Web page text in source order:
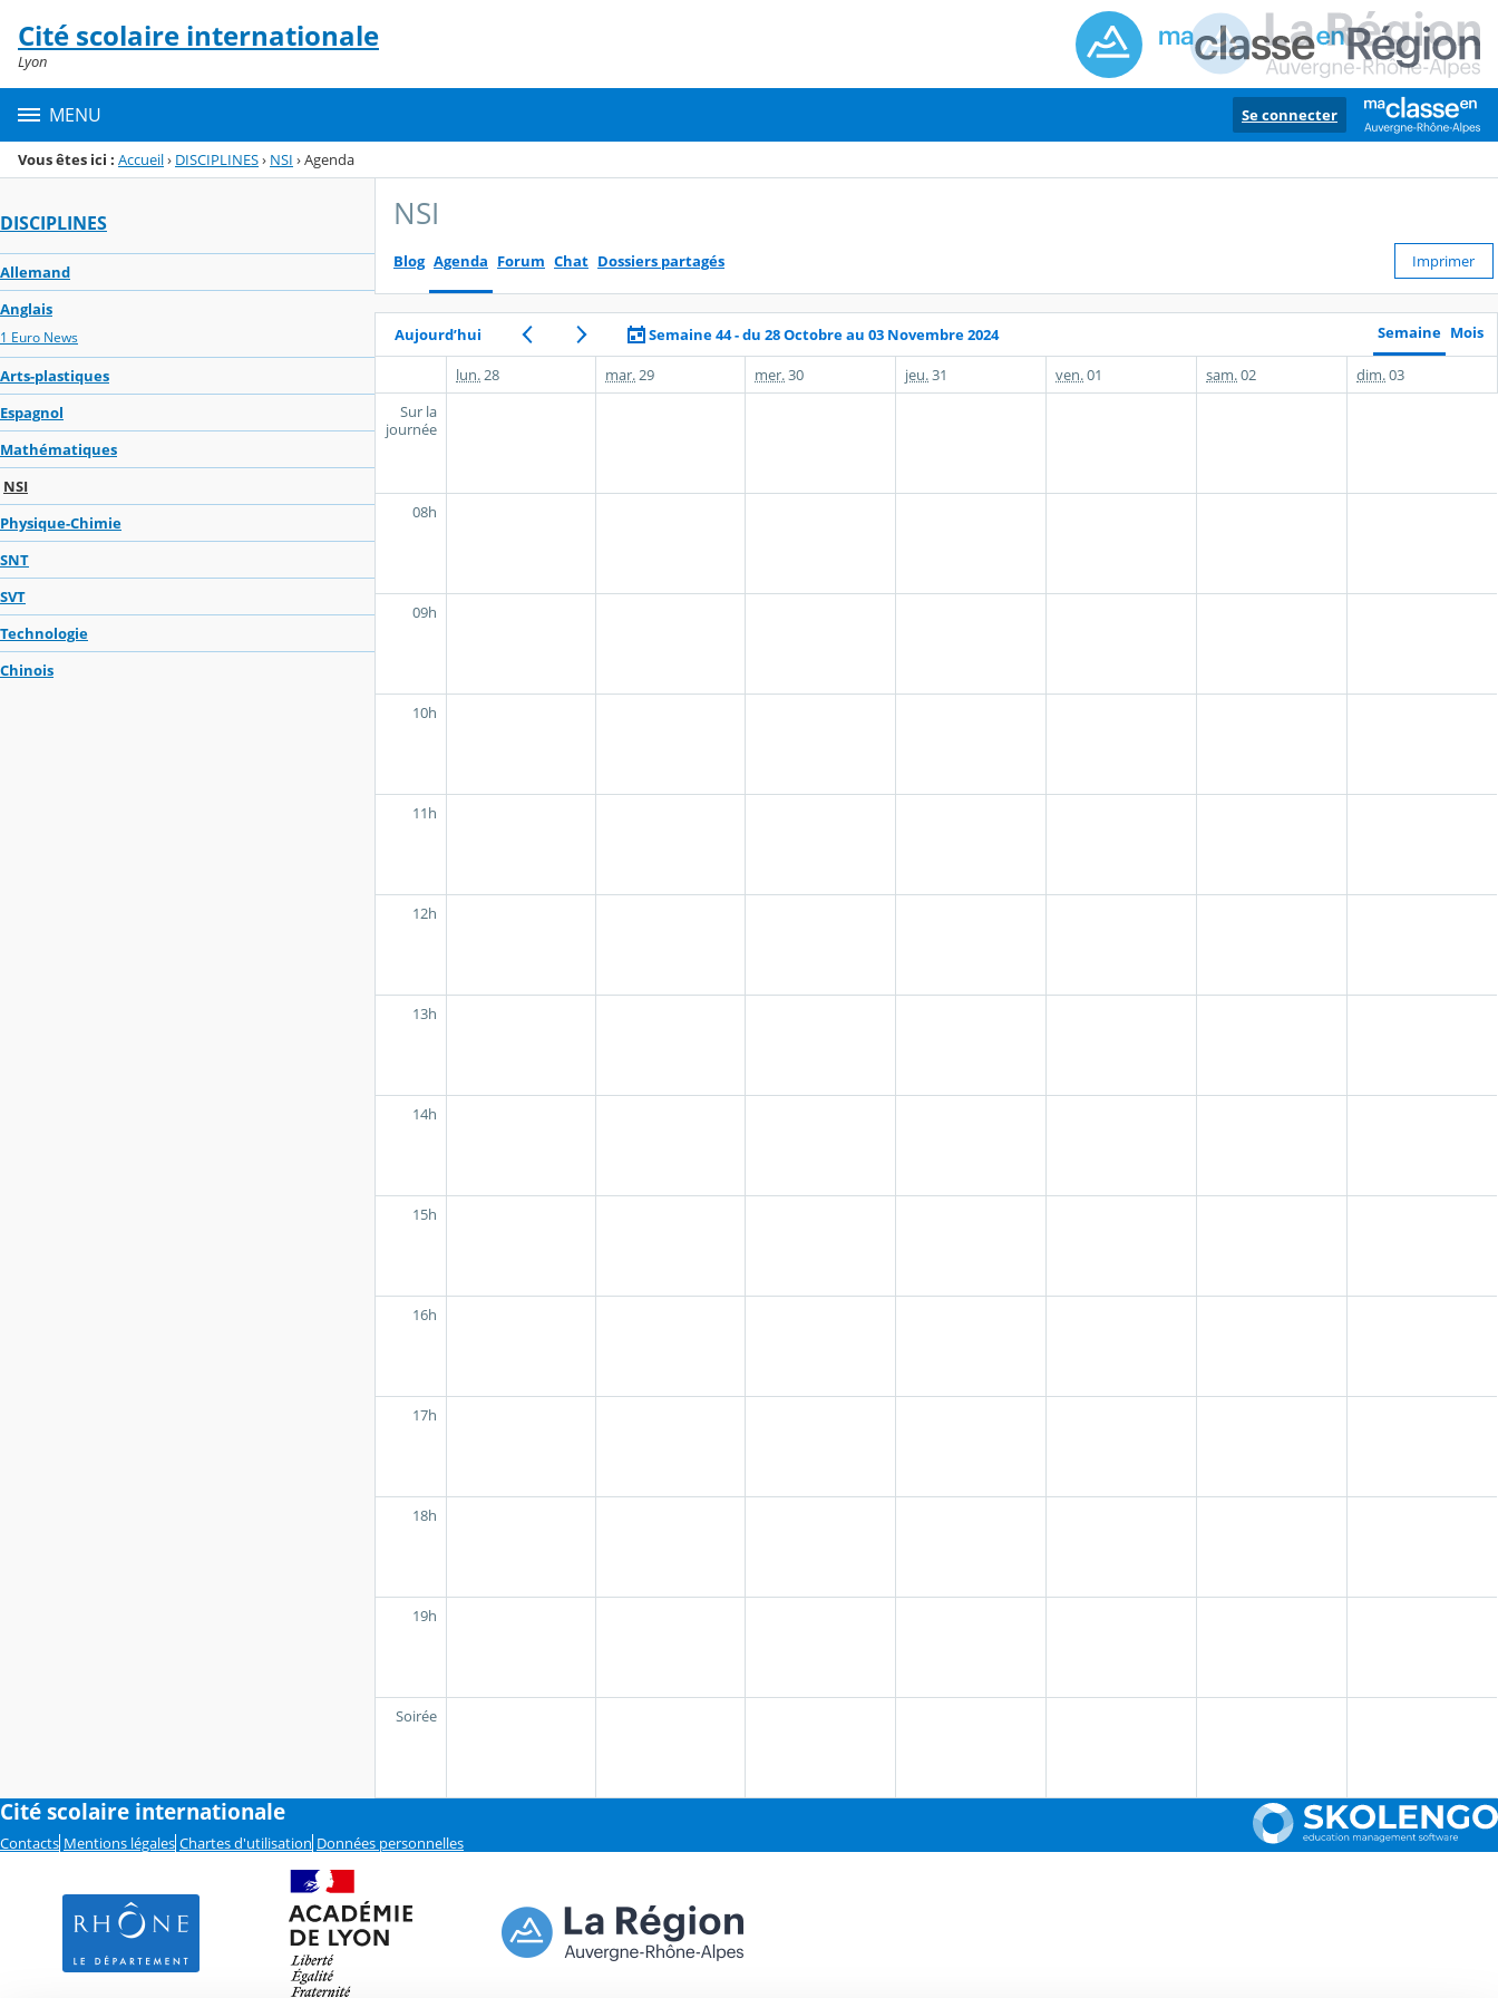
Menu de la rubrique
Contenu
Cité scolaire internationale
Lyon
MENU Se connecter
Vous êtes ici : Accueil› DISCIPLINES› NSI ›Agenda
DISCIPLINES
Allemand
Anglais
1 Euro News
Arts-plastiques
Espagnol
Mathématiques
NSI
Physique-Chimie
SNT
SVT
Technologie
Chinois
NSI
Blog Agenda Forum Chat Dossiers partagés Imprimer
Aujourd’hui Semaine 44 - du 28 Octobre au 03 Novembre 2024 Semaine Mois
lun. 28 mar. 29 mer.30 jeu.31 ven.01 sam.02 dim.03
Sur la
journée
08h
09h
10h
11h
12h
13h
14h
15h
16h
17h
18h
19h
Soirée
Cité scolaire internationale
Contacts Mentions légales Chartes d'utilisation Données personnelles